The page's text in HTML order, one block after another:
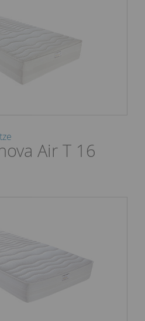
Air T 16